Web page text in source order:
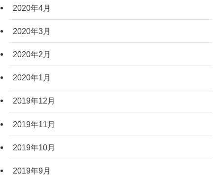
2020年4月
2020年3月
2020年2月
2020年1月
2019年12月
2019年11月
2019年10月
2019年9月